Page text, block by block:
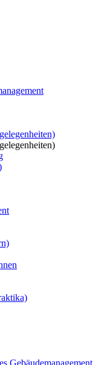
Gebäudemanagement